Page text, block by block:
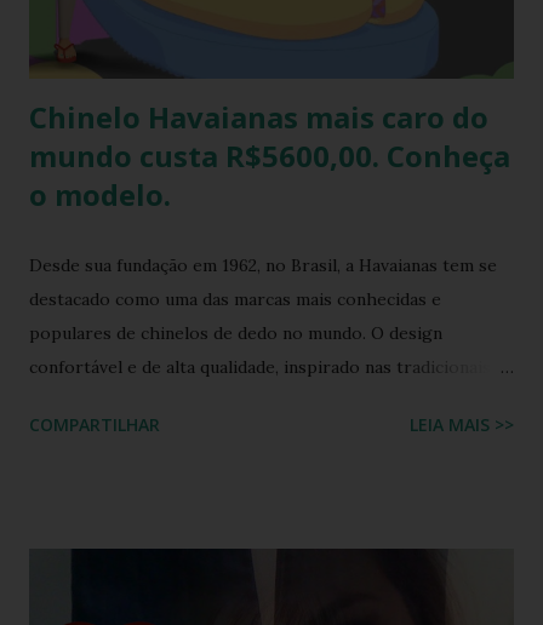
Chinelo Havaianas mais caro do
mundo custa R$5600,00. Conheça
o modelo.
Desde sua fundação em 1962, no Brasil, a Havaianas tem se
destacado como uma das marcas mais conhecidas e
populares de chinelos de dedo no mundo. O design
confortável e de alta qualidade, inspirado nas tradicionais
coração dos consumidores em todo o mundo. Hoje, a marca
COMPARTILHAR LEIA MAIS >>